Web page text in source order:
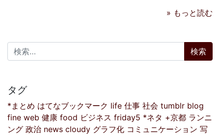
» もっと読む
検索:
タグ
*まとめ はてなブックマーク life 仕事 社会 tumblr blog
fine web 健康 food ビジネス friday5 *ネタ +京都 ランニ
ング 政治 news cloudy グラフ化 コミュニケーション 写